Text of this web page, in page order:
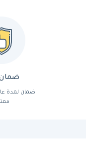
ضمان
ضمان لمدة